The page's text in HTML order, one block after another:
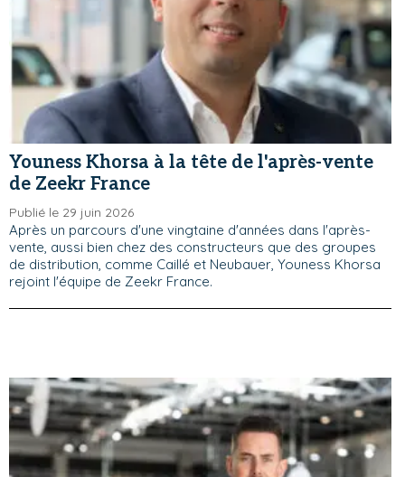
Youness Khorsa à la tête de l'après-vente
de Zeekr France
Publié le 29 juin 2026
Après un parcours d'une vingtaine d'années dans l'après-
vente, aussi bien chez des constructeurs que des groupes
de distribution, comme Caillé et Neubauer, Youness Khorsa
rejoint l'équipe de Zeekr France.